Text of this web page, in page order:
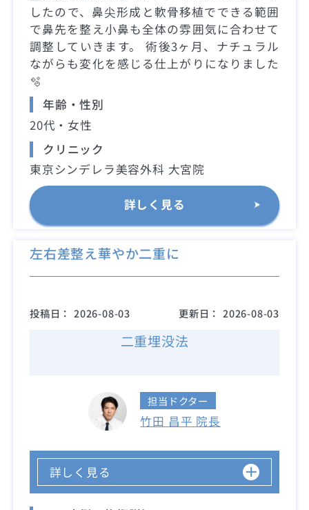
したので、鼻尖形成と軟骨移植でできる範囲
で鼻先を整え小鼻も全体の雰囲気に合わせて
調整していきます。 術後3ヶ月、ナチュラル
ながらも変化を感じる仕上がりになりました
🫧
年齢・性別
20代・女性
クリニック
東京シンデレラ美容外科 大宮院
詳しく見る
左右差整え華やか二重に
投稿日： 2026-08-03 更新日： 2026-08-03
二重埋没法
担当ドクター
竹田 昌平 院長
詳しく見る